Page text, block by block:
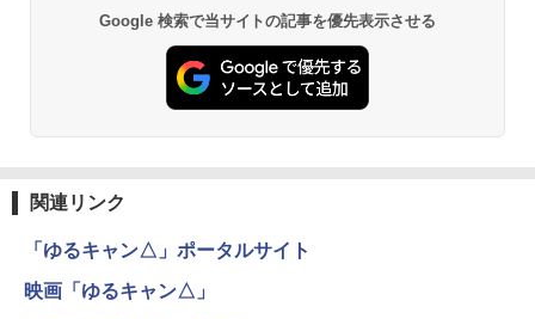
Google 検索で当サイトの記事を優先表示させる
関連リンク
「ゆるキャン△」ポータルサイト
映画「ゆるキャン△」